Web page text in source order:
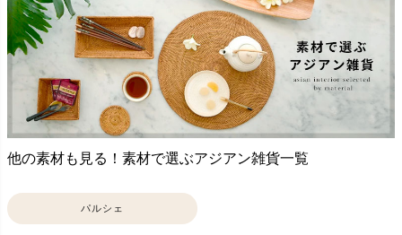
他の素材も見る！素材で選ぶアジアン雑貨一覧
パルシェ